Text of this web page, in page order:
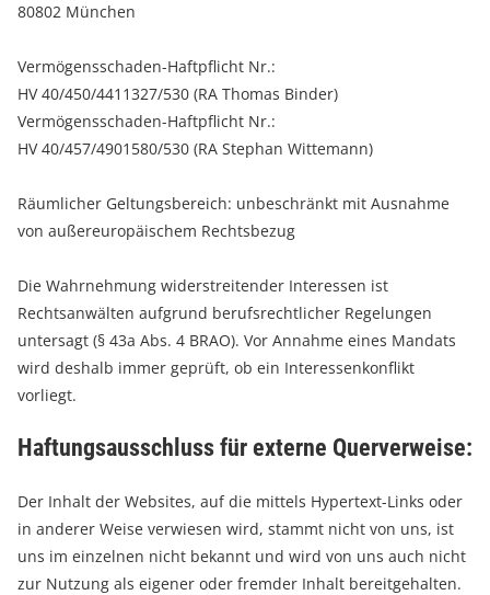
80802 München
Vermögensschaden-Haftpflicht Nr.:
HV 40/450/4411327/530 (RA Thomas Binder)
Vermögensschaden-Haftpflicht Nr.:
HV 40/457/4901580/530 (RA Stephan Wittemann)
Räumlicher Geltungsbereich: unbeschränkt mit Ausnahme
von außereuropäischem Rechtsbezug
Die Wahrnehmung widerstreitender Interessen ist
Rechtsanwälten aufgrund berufsrechtlicher Regelungen
untersagt (§ 43a Abs. 4 BRAO). Vor Annahme eines Mandats
wird deshalb immer geprüft, ob ein Interessenkonflikt
vorliegt.
Haftungsausschluss für externe Querverweise:
Der Inhalt der Websites, auf die mittels Hypertext-Links oder
in anderer Weise verwiesen wird, stammt nicht von uns, ist
uns im einzelnen nicht bekannt und wird von uns auch nicht
zur Nutzung als eigener oder fremder Inhalt bereitgehalten.